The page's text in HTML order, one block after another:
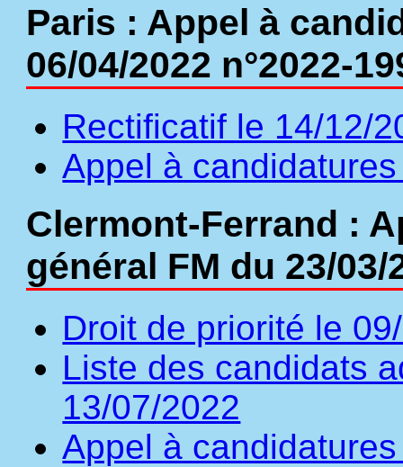
Paris : Appel à
06/04/2022 n°2022-
Rectificatif le 14/12/
Appel à
Clermont-Ferrand :
général FM du 23/03/
Droit de priorité le
Liste des candidats
13/07/2022
Appel à